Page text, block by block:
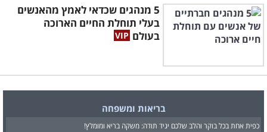
5 מנהגים שכדאי לאמץ מהאנשים
בעלי תוחלת החיים הארוכה
בעולם
בריאות ומשפחה
כפית אחת בכל בוקר והלב שלכם יגיד תודה: משקה בריא ומומלץ!